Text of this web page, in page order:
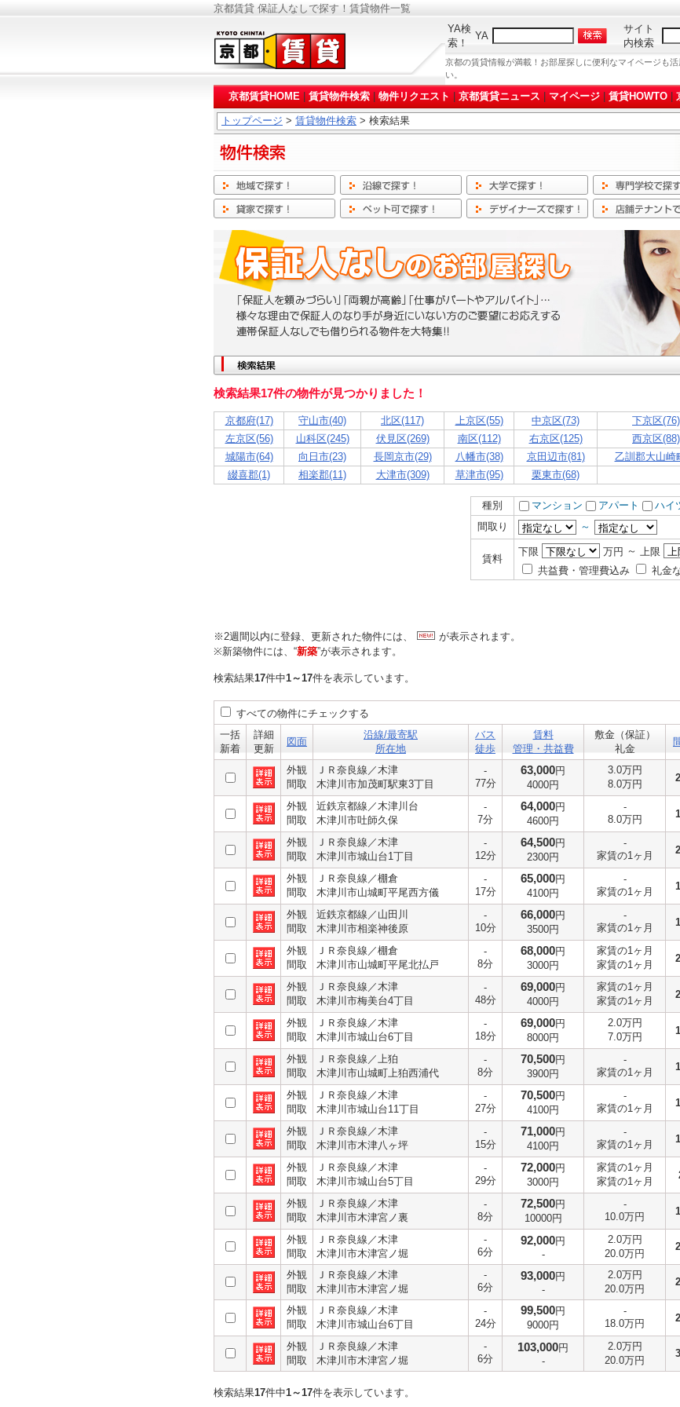
京都賃貸 保証人なしで探す！賃貸物件一覧
YA検
索！
YA
サイト
内検索
京都の賃貸情報が満載！お部屋探しに便利なマイページも活
い。
京都賃貸HOME
賃貸物件検索 物件リクエスト 京都賃貸ニュース マイページ 賃貸HOWTO
トップページ > 賃貸物件検索 > 検索結果
検索結果17件の物件が見つかりました！
京都府(17) 守山市(40) 北区(117) 上京区(55) 中京区(73) 下京区(76)
左京区(56)
山科区(245) 伏見区(269) 南区(112) 右京区(125) 西京区(88)
城陽市(64)
向日市(23) 長岡京市(29) 八幡市(38) 京田辺市(81) 乙訓郡大山崎
綴喜郡(1)
相楽郡(11) 大津市(309) 草津市(95) 栗東市(68)
種別 マンション アパート ハイ
間取り
～
賃料
下限 万円 ～ 上限
共益費・管理費込み
礼金
※2週間以内に登録、更新された物件には、
が表示されます。
※新築物件には、“新築”が表示されます。
検索結果17件中1～17件を表示しています。
すべての物件にチェックする
一括
新着
詳細
更新
図面
沿線/最寄駅
所在地
バス
徒歩
賃料
管理・共益費
敷金（保証）
礼金
外観
間取
ＪＲ奈良線／木津
木津川市加茂町駅東3丁目
-
77分
63,000円
4000円
3.0万円
8.0万円
外観
間取
近鉄京都線／木津川台
木津川市吐師久保
-
7分
64,000円
4600円
-
8.0万円
外観
間取
ＪＲ奈良線／木津
木津川市城山台1丁目
-
12分
64,500円
2300円
-
家賃の1ヶ月
外観
間取
ＪＲ奈良線／棚倉
木津川市山城町平尾西方儀
-
17分
65,000円
4100円
-
家賃の1ヶ月
外観
間取
近鉄京都線／山田川
木津川市相楽神後原
-
10分
66,000円
3500円
-
家賃の1ヶ月
外観
間取
ＪＲ奈良線／棚倉
木津川市山城町平尾北払戸
-
8分
68,000円
3000円
家賃の1ヶ月
家賃の1ヶ月
外観
間取
ＪＲ奈良線／木津
木津川市梅美台4丁目
-
48分
69,000円
4000円
家賃の1ヶ月
家賃の1ヶ月
外観
間取
ＪＲ奈良線／木津
木津川市城山台6丁目
-
18分
69,000円
8000円
2.0万円
7.0万円
外観
間取
ＪＲ奈良線／上狛
木津川市山城町上狛西浦代
-
8分
70,500円
3900円
-
家賃の1ヶ月
外観
間取
ＪＲ奈良線／木津
木津川市城山台11丁目
-
27分
70,500円
4100円
-
家賃の1ヶ月
外観
間取
ＪＲ奈良線／木津
木津川市木津八ヶ坪
-
15分
71,000円
4100円
-
家賃の1ヶ月
外観
間取
ＪＲ奈良線／木津
木津川市城山台5丁目
-
29分
72,000円
3000円
家賃の1ヶ月
家賃の1ヶ月
外観
間取
ＪＲ奈良線／木津
木津川市木津宮ノ裏
-
8分
72,500円
10000円
-
10.0万円
外観
間取
ＪＲ奈良線／木津
木津川市木津宮ノ堀
-
6分
92,000円
-
2.0万円
20.0万円
外観
間取
ＪＲ奈良線／木津
木津川市木津宮ノ堀
-
6分
93,000円
-
2.0万円
20.0万円
外観
間取
ＪＲ奈良線／木津
木津川市城山台6丁目
-
24分
99,500円
9000円
-
18.0万円
外観
間取
ＪＲ奈良線／木津
木津川市木津宮ノ堀
-
6分
103,000円
-
2.0万円
20.0万円
検索結果17件中1～17件を表示しています。